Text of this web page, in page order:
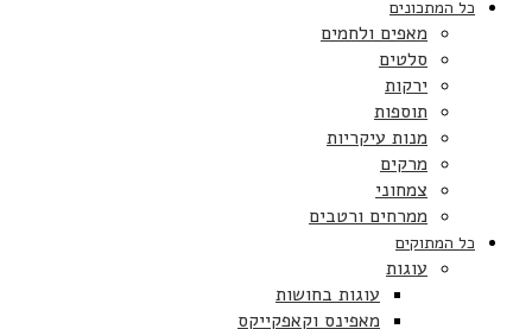
כל המתכונים
מאפים ולחמים
סלטים
ירקות
תוספות
מנות עיקריות
מרקים
צמחוני
ממרחים ורטבים
כל המתוקים
עוגות
עוגות בחושות
מאפינס וקאפקייקס